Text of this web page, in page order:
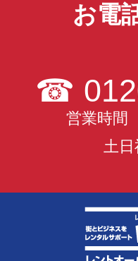
お電
☎
営業時間
土日